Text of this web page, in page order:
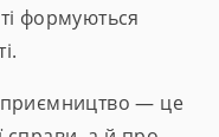
формуються
— це